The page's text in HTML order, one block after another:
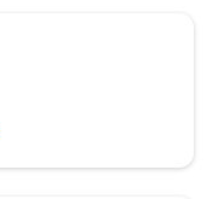
Informationen und
zum Gesamtbild
zeitgerecht für das
mag um Nachsicht